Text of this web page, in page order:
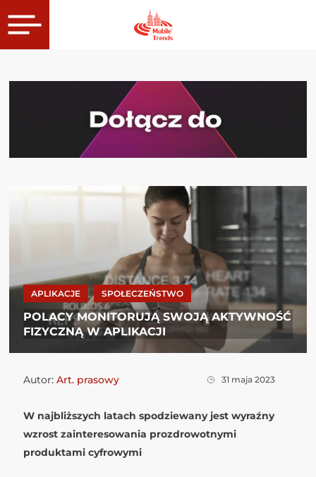
APLIKACJE SPOŁECZEŃSTWO
POLACY MONITORUJĄ SWOJĄ AKTYWNOŚĆ
FIZYCZNĄ W APLIKACJI
Autor: Art. prasowy 31 maja 2023
W najbliższych latach spodziewany jest wyraźny
wzrost zainteresowania prozdrowotnymi
produktami cyfrowymi